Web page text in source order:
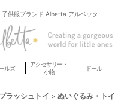
子供服ブランド Albetta アルベッタ
ルズ
アクセサリー・
小物
ドール
ラッシュトイ > ぬいぐるみ・トイ